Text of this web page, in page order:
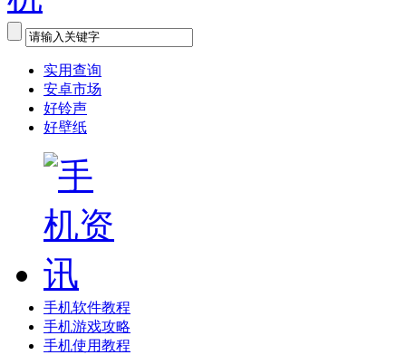
实用查询
安卓市场
好铃声
好壁纸
手机软件教程
手机游戏攻略
手机使用教程